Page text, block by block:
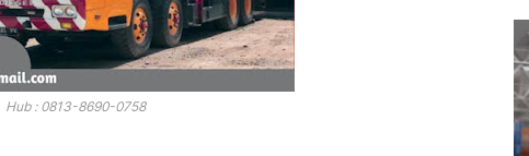
Hub : 0813-8690-0758